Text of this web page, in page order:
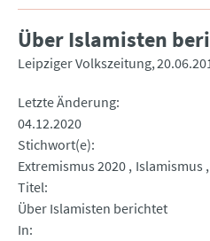
Über Islamisten
Leipziger Volkszeitung
Letzte Änderung
04.12.2020
Stichwort(e)
Extremismus 2020 Islamismus
Titel
Über Islamisten berichtet
In